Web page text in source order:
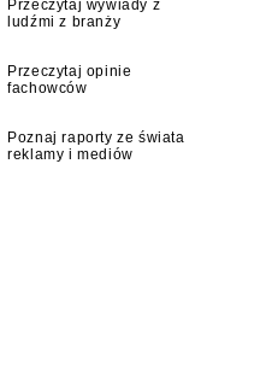
Przeczytaj wywiady z
ludźmi z branży
Przeczytaj opinie
fachowców
Poznaj raporty ze świata
reklamy i mediów